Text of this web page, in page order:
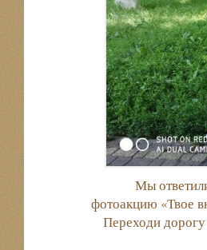
Мы
фотоакцию «Твое
Переходи